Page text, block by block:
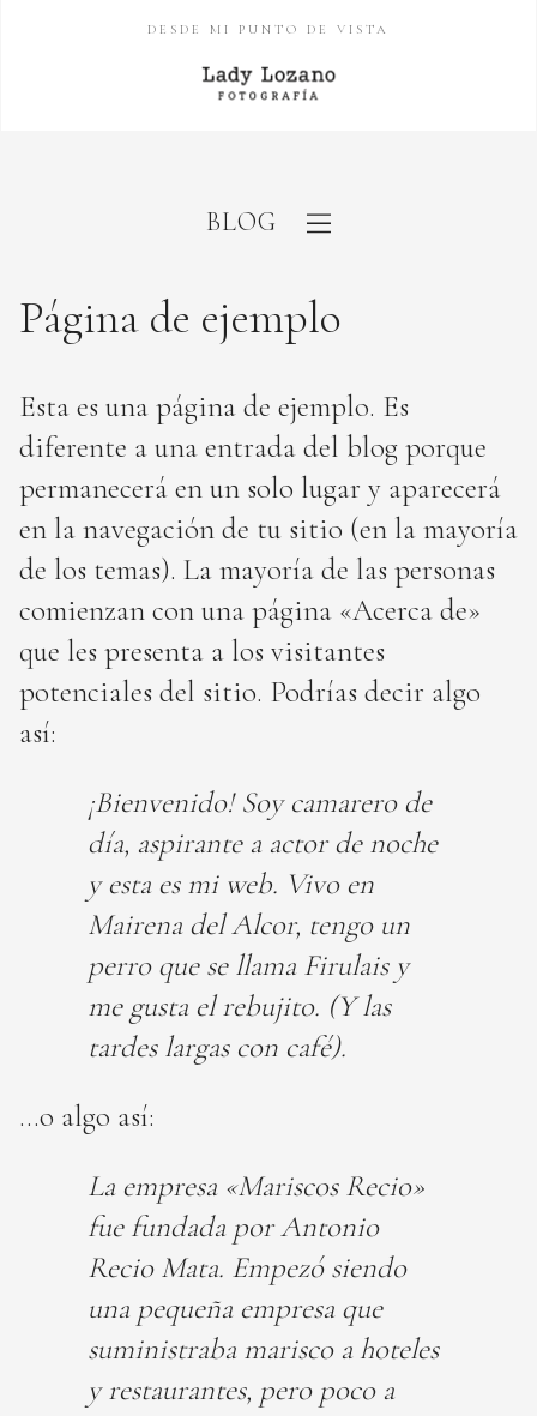
DESDE MI PUNTO DE VISTA
BLOG
Página de ejemplo
Esta es una página de ejemplo. Es
diferente a una entrada del blog porque
permanecerá en un solo lugar y aparecerá
en la navegación de tu sitio (en la mayoría
de los temas). La mayoría de las personas
comienzan con una página «Acerca de»
que les presenta a los visitantes
potenciales del sitio. Podrías decir algo
así:
¡Bienvenido! Soy camarero de
día, aspirante a actor de noche
y esta es mi web. Vivo en
Mairena del Alcor, tengo un
perro que se llama Firulais y
me gusta el rebujito. (Y las
tardes largas con café).
…o algo así:
La empresa «Mariscos Recio»
fue fundada por Antonio
Recio Mata. Empezó siendo
una pequeña empresa que
suministraba marisco a hoteles
y restaurantes, pero poco a